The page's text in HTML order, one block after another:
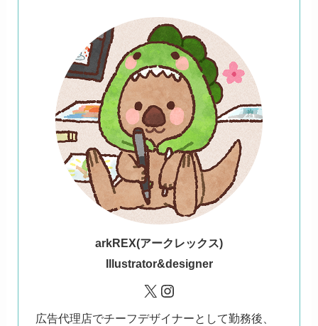
arkREX(アークレックス)
Illustrator&designer
X Instagram
広告代理店でチーフデザイナーとして勤務後、